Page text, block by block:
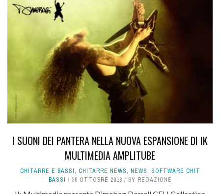
I SUONI DEI PANTERA NELLA NUOVA ESPANSIONE DI IK
MULTIMEDIA AMPLITUBE
CHITARRE E BASSI, CHITARRE NEWS, NEWS, SOFTWARE CHIT
BASSI
30 OTTOBRE 2018 BY REDAZIONE